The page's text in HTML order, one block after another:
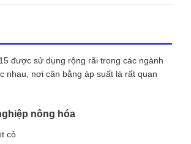
được sử dụng rộng rãi trong các ngành
nhau, nơi cân bằng áp suất là rất quan
nông hóa
cỏ